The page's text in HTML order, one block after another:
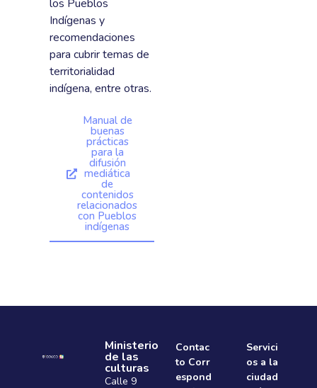
los Pueblos
Indígenas y
recomendaciones
para cubrir temas de
territorialidad
indígena, entre otras.
Manual de
buenas
prácticas
para la
difusión
mediática
de
contenidos
relacionados
con Pueblos
indígenas
Ministerio
de las
culturas
Calle 9
Contac
to Corr
espond
Servici
os a la
ciudad